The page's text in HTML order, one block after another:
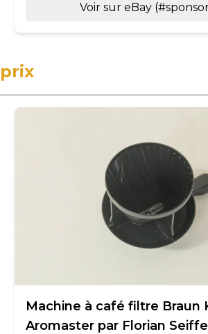
Voir sur eBay
prix
Machine à café filtre Braun
Aromaster par Florian